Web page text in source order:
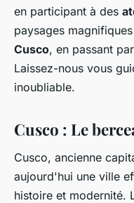
en participant à des
paysages
Cusco, en passant
Laissez-nous vous
inoubliable.
Cusco : Le
Cusco, ancienne
aujourd'hui une ville
histoire et modernité.